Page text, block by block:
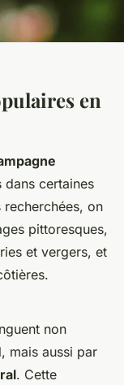
en
dans certaines
on
pittoresques,
et vergers, et
non
mais aussi par
. Cette